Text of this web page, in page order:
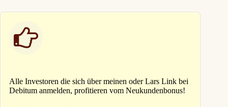
Alle Investoren die sich über meinen oder Lars Link bei
Debitum anmelden, profitieren vom Neukundenbonus!